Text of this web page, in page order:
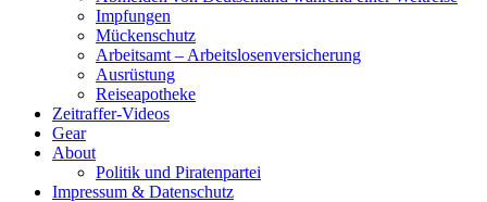
Impfungen
Mückenschutz
Arbeitsamt – Arbeitslosenversicherung
Ausrüstung
Reiseapotheke
Zeitraffer-Videos
Gear
About
Politik und Piratenpartei
Impressum & Datenschutz